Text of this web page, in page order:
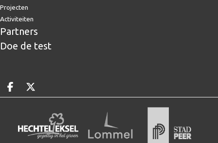
Projecten
Activiteiten
Partners
Doe de test
Deel op facebook
Deel op X